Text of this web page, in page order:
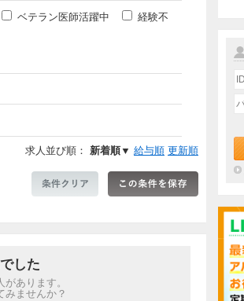
ベテラン医師活躍中
経験不
求人並び順： 新着順▼ 給与順 更新順
した
あります。
ませんか？